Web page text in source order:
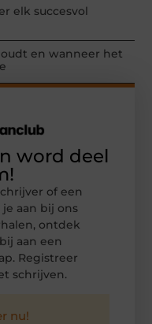
elk succesvol
en wanneer het
word deel
of een
aan bij ons
ontdek
aan een
Registreer
schrijven.
nu!